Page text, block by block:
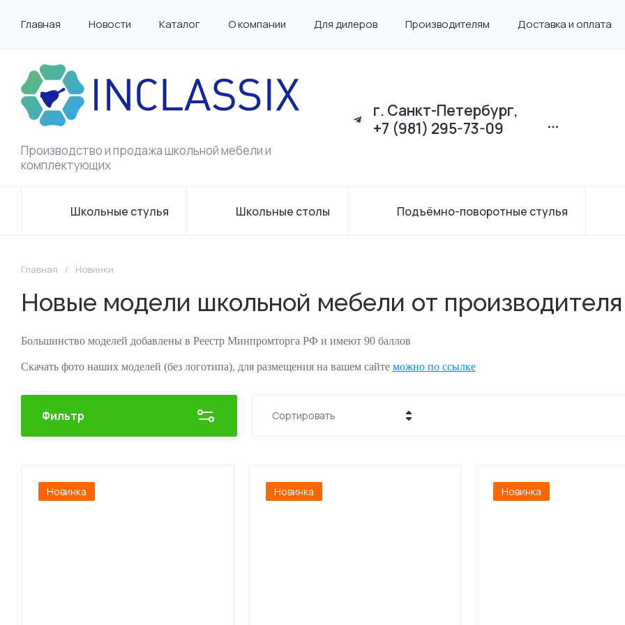
Главная Новости Каталог О компании Для дилеров Производителям Доставка и оплата
Производство и продажа школьной мебели и
комплектующих
г. Санкт-Петербург,
+7 (981) 295-73-09
Школьные стулья Школьные столы Подъёмно-поворотные стулья
Главная / Новинки
Новые модели школьной мебели от производителя
Большинство моделей добавлены в Реестр Минпромторга РФ и имеют 90 баллов
Скачать фото наших моделей (без логотипа), для размещения на вашем сайте можно по ссылке
Фильтр Сортировать
Название - Я-А
Новинка Новинка Новинка